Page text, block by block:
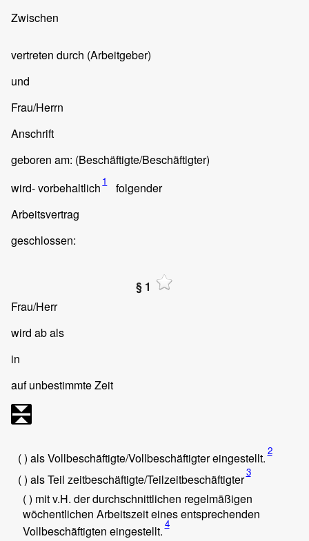
Zwischen
vertreten durch (Arbeitgeber)
und
Frau/Herrn
Anschrift
geboren am: (Beschäftigte/Beschäftigter)
wird- vorbehaltlich 1
folgender
Arbeitsvertrag
geschlossen:
§ 1
Frau/Herr
wird abals
in
auf unbestimmte Zeit
( ) als Vollbeschäftigte/Vollbeschäftigter eingestellt. 2
( ) als Teil zeitbeschäftigte/Teilzeitbeschäftigter3
( ) mitv.H. der durchschnittlichen regelmäßigen
wöchentlichen Arbeitszeit eines entsprechenden
Vollbeschäftigten eingestellt. 4